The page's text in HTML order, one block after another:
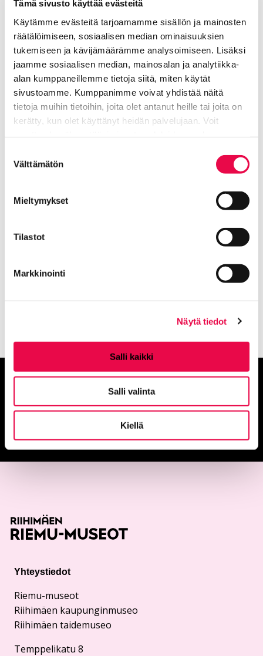
Tämä sivusto käyttää evästeitä
Käytämme evästeitä tarjoamamme sisällön ja mainosten
räätälöimiseen, sosiaalisen median ominaisuuksien
tukemiseen ja kävijämäärämme analysoimiseen. Lisäksi
jaamme sosiaalisen median, mainosalan ja analytiikka-
alan kumppaneillemme tietoja siitä, miten käytät
sivustoamme. Kumppanimme voivat yhdistää näitä
tietoja muihin tietoihin, joita olet antanut heille tai joita on
kerätty, kun olet käyttänyt heidän palvelujaan. Voit
valinta
Välttämätön
Mieltymykset
Tilastot
Markkinointi
Näytä tiedot
Salli kaikki
Salli valinta
Kiellä
On arvioitu, että vain noin viidesosa pommeista
tippui asemakaava-alueelle. Suurin osa päätyi
Peltosaaren aukeille, ympäröiviin metsiin tai jäi
räjähtämättä.
Riihimäelle tiputettiin FAB-miinapommeja ja RRAB-
rypälepommeja. Rypälepommit koostuivat ZAP-
palopommeista ja AO-sirpalepommeista. RRAB-
pommi tunnettiin suomalaisten keskuudessa
Lisää aiheesta: Talvisodan aika
Nykyinen sivu
Klikkaa käyttääksesi valikkoa
Anna palautetta
Palautepalvelu
Siirtyy ulkoiselle
Yhteystiedot
Riemu-museot
Riihimäen kaupunginmuseo
Riihimäen taidemuseo
Temppelikatu 8